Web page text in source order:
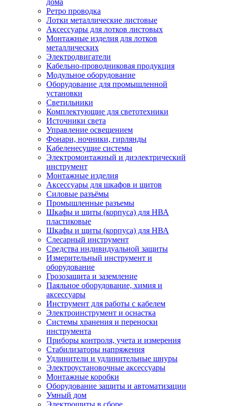
дома
Ретро проводка
Лотки металлические листовые
Аксессуары для лотков листовых
Монтажные изделия для лотков
металлических
Электродвигатели
Кабельно-проводниковая продукция
Модульное оборудование
Оборудование для промышленной
установки
Светильники
Комплектующие для светотехники
Источники света
Управление освещением
Фонари, ночники, гирлянды
Кабеленесущие системы
Электромонтажный и диэлектрический
инструмент
Монтажные изделия
Аксессуары для шкафов и щитов
Силовые разъёмы
Промышленные разъемы
Шкафы и щиты (корпуса) для НВА
пластиковые
Шкафы и щиты (корпуса) для НВА
Слесарный инструмент
Средства индивидуальной защиты
Измерительный инструмент и
оборудование
Грозозащита и заземление
Паяльное оборудование, химия и
аксессуары
Инструмент для работы с кабелем
Электроинструмент и оснастка
Системы хранения и переноски
инструмента
Приборы контроля, учета и измерения
Стабилизаторы напряжения
Удлинители и удлинительные шнуры
Электроустановочные аксессуары
Монтажные коробки
Оборудование защиты и автоматизации
Умный дом
Электрощиты в сборе